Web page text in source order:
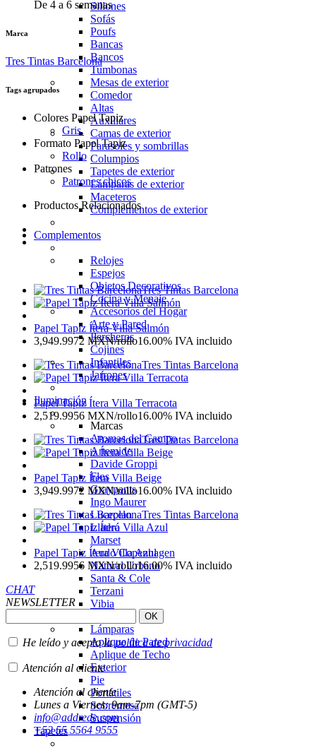
Sillones
Sofás
Poufs
Bancas
Bancos
Tumbonas
Mesas de exterior
Comedor
Altas
Auxiliares
Camas de exterior
Parasoles y sombrillas
Columpios
Tapetes de exterior
Lámparas de exterior
Maceteros
Complementos de exterior
Complementos
Relojes
Espejos
Objetos Decorativos
Cocina y Menaje
Accesorios del Hogar
Arte y Pared
Percheros
Cojines
Infantiles
Jarrones
Iluminación
Marcas
Aromas del Campo
Artemide
Davide Groppi
Flos
Graypants
Ingo Maurer
Luceplan
Lladró
Marset
Audo Copenhagen
Natural Urbano
Santa & Cole
Terzani
Vibia
Lámparas
Aplique de Pared
Aplique de Techo
Exterior
Pie
Portátiles
Sobremesa
Suspensión
Tapetes
De 4 a 6 semanas
Marca
Tres Tintas Barcelona
Tags agrupados
Colores Papel Tapiz
Gris.
Formato Papel Tapiz
Rollo
Patrones
Patrones chicos
Productos Relacionados
Tres Tintas Barcelona
Papel Tapiz Ítera Villa Salmón
3,949.9972 MXN/rollo16.00% IVA incluido
Tres Tintas Barcelona
Papel Tapiz Ítera Villa Terracota
2,519.9956 MXN/rollo16.00% IVA incluido
Tres Tintas Barcelona
Papel Tapiz Ítera Villa Beige
3,949.9972 MXN/rollo16.00% IVA incluido
Tres Tintas Barcelona
Papel Tapiz Ítera Villa Azul
2,519.9956 MXN/rollo16.00% IVA incluido
CHAT
NEWSLETTER
He leído y acepto lapolítica de privacidad
Atención al cliente
Atención al cliente
Lunes a Viernes: 9am-7pm (GMT-5)
info@addrede.com
+52 55 5564 9555